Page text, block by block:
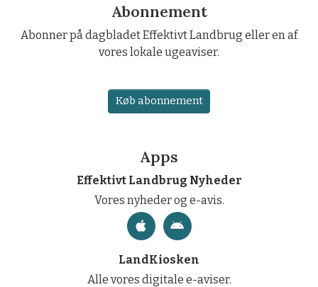
Abonnement
Abonner på dagbladet Effektivt Landbrug eller en af
vores lokale ugeaviser.
Køb abonnement
Apps
Effektivt Landbrug Nyheder
Vores nyheder og e-avis.
LandKiosken
Alle vores digitale e-aviser.